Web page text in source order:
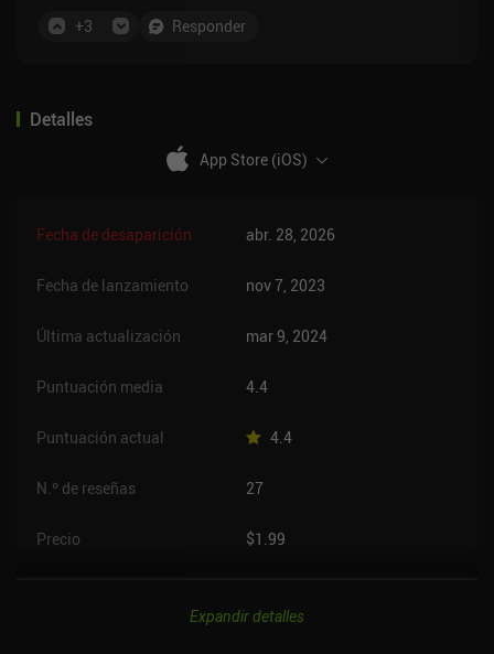
sesiones.
+3 Responder
Detalles
App Store (iOS)
Fecha de desaparición abr. 28, 2026
Fecha de lanzamiento nov 7, 2023
Última actualización mar 9, 2024
Puntuación media 4.4
Puntuación actual 4.4
N.º de reseñas 27
Precio $1.99
Expandir detalles